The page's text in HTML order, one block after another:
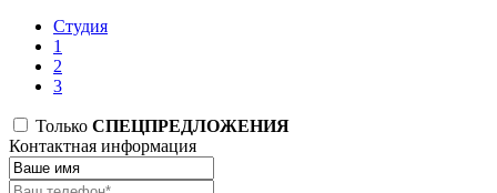
Студия
1
2
3
Только СПЕЦПРЕДЛОЖЕНИЯ
Контактная информация